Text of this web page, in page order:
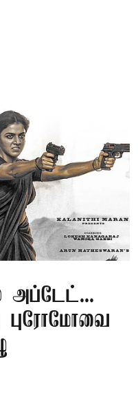
அப்டேட்...
புரோமோவை